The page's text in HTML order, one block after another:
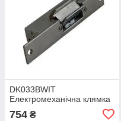
DK033BWIT
Електромеханічна клямка
754 ₴